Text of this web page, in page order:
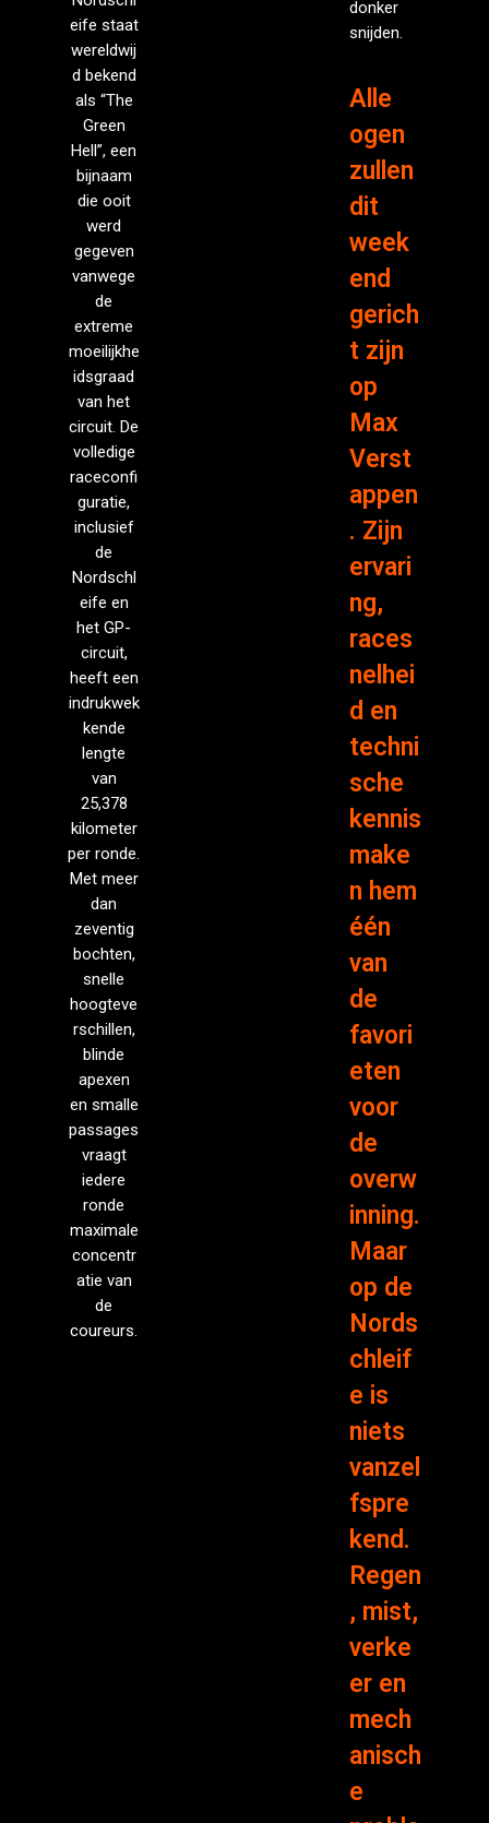
eife staat
wereldwij
d bekend
als “The
Green
Hell”, een
bijnaam
die ooit
werd
gegeven
vanwege
de
extreme
moeilijkhe
idsgraad
van het
circuit. De
volledige
raceconfi
guratie,
inclusief
de
Nordschl
eife en
het GP-
circuit,
heeft een
indrukwek
kende
lengte
van
25,378
kilometer
per ronde.
Met meer
dan
zeventig
bochten,
snelle
hoogteve
rschillen,
blinde
apexen
en smalle
passages
vraagt
iedere
ronde
maximale
concentr
atie van
de
coureurs.
donker
snijden.
Alle
ogen
zullen
dit
week
end
gerich
t zijn
op
Max
Verst
appen
. Zijn
ervari
ng,
races
nelhei
d en
techni
sche
kennis
make
n hem
één
van
de
favori
eten
voor
de
overw
inning.
Maar
op de
Nords
chleif
e is
niets
vanzel
fspre
kend.
Regen
, mist,
verke
er en
mech
anisch
e